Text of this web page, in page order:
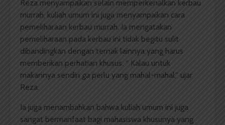
Reza menyampaikan selain memperkenalkan kerbau
murrah, kuliah umum ini juga menyampaikan cara
pemeliharaan kerbau murrah. Ia mengatakan
pemeliharaan pada kerbau ini tidak begitu sulit
dibandingkan dengan ternak lainnya yang harus
memberikan perhatian khusus. “ Kalau untuk
makannya sendiri ga perlu yang mahal-mahal,” ujar
Reza.
Ia juga menambahkan bahwa kuliah umum ini juga
sangat bermanfaat bagi mahasiswa khusunya yang